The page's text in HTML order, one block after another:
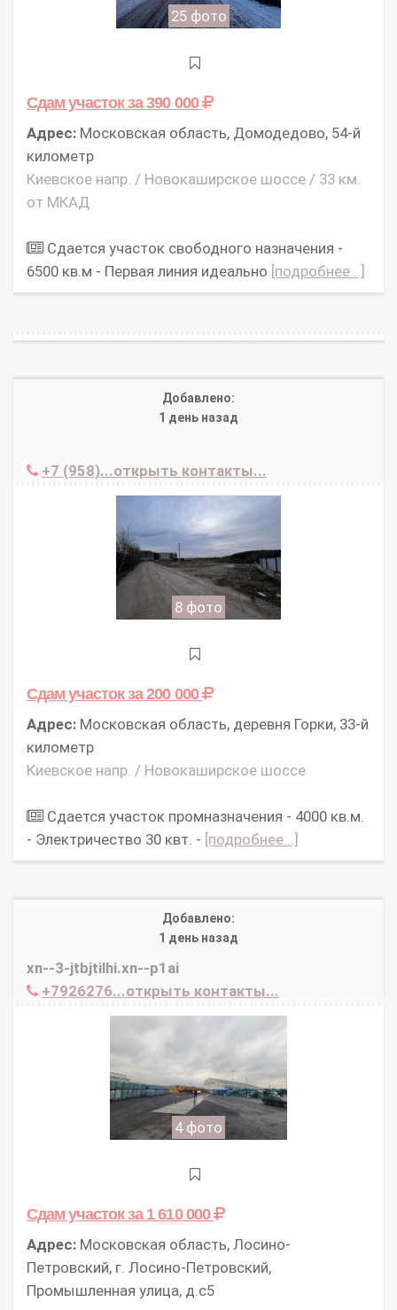
25 фото
Сдам участокза 390 000
Адрес: Московская область, Домодедово, 54-й
километр
Киевское напр. / Новокаширское шоссе / 33 км.
от МКАД
Сдается участок свободного назначения -
6500 кв.м - Первая линия идеально [подробнее...]
Добавлено:
1 день назад
+7 (958)...открыть контакты...
8 фото
Сдам участокза 200 000
Адрес: Московская область, деревня Горки, 33-й
километр
Киевское напр. / Новокаширское шоссе
Сдается участок промназначения - 4000 кв.м.
- Электричество 30 квт. - [подробнее...]
Добавлено:
1 день назад
xn--3-jtbjtilhi.xn--p1ai
+7926276...открыть контакты...
4 фото
Сдам участокза 1 610 000
Адрес: Московская область, Лосино-
Петровский, г. Лосино-Петровский,
Промышленная улица, д.с5